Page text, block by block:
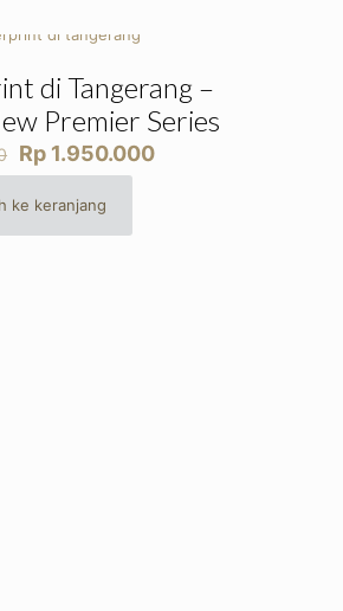
di Tangerang –
Premier Series
Harga
aslinya
adalah:
Rp 1.950.000Harga
ke keranjang